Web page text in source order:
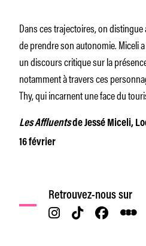
Dans ces trajectoires, on
de prendre son autonomie. Miceli
un discours critique sur la
notamment à travers ces
Thy, qui incarnent une face du
Les Affluentsde Jessé Miceli,
16 février
Retrouvez-nous sur